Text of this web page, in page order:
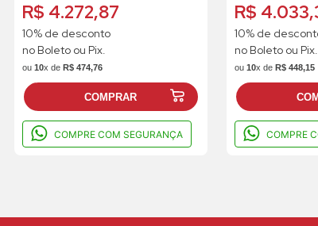
R$ 4.272,87
10% de desconto
no Boleto ou Pix.
ou 10x de R$ 474,76
COMPRAR
COMPRE COM SEGURANÇA
R$
10% de
no Boleto ou Pix.
ou 10x de R$ 448,15
COMPRE